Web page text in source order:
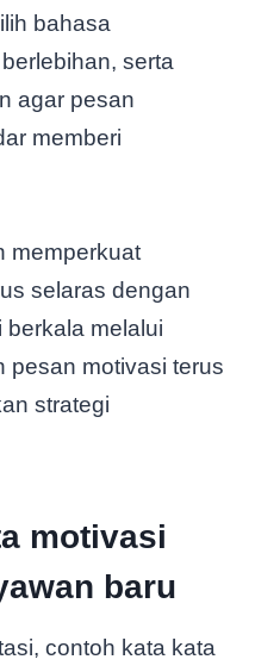
bahasa
serta
agar pesan
memberi
memperkuat
selaras dengan
berkala melalui
pesan motivasi terus
strategi
motivasi
baru
contoh kata kata